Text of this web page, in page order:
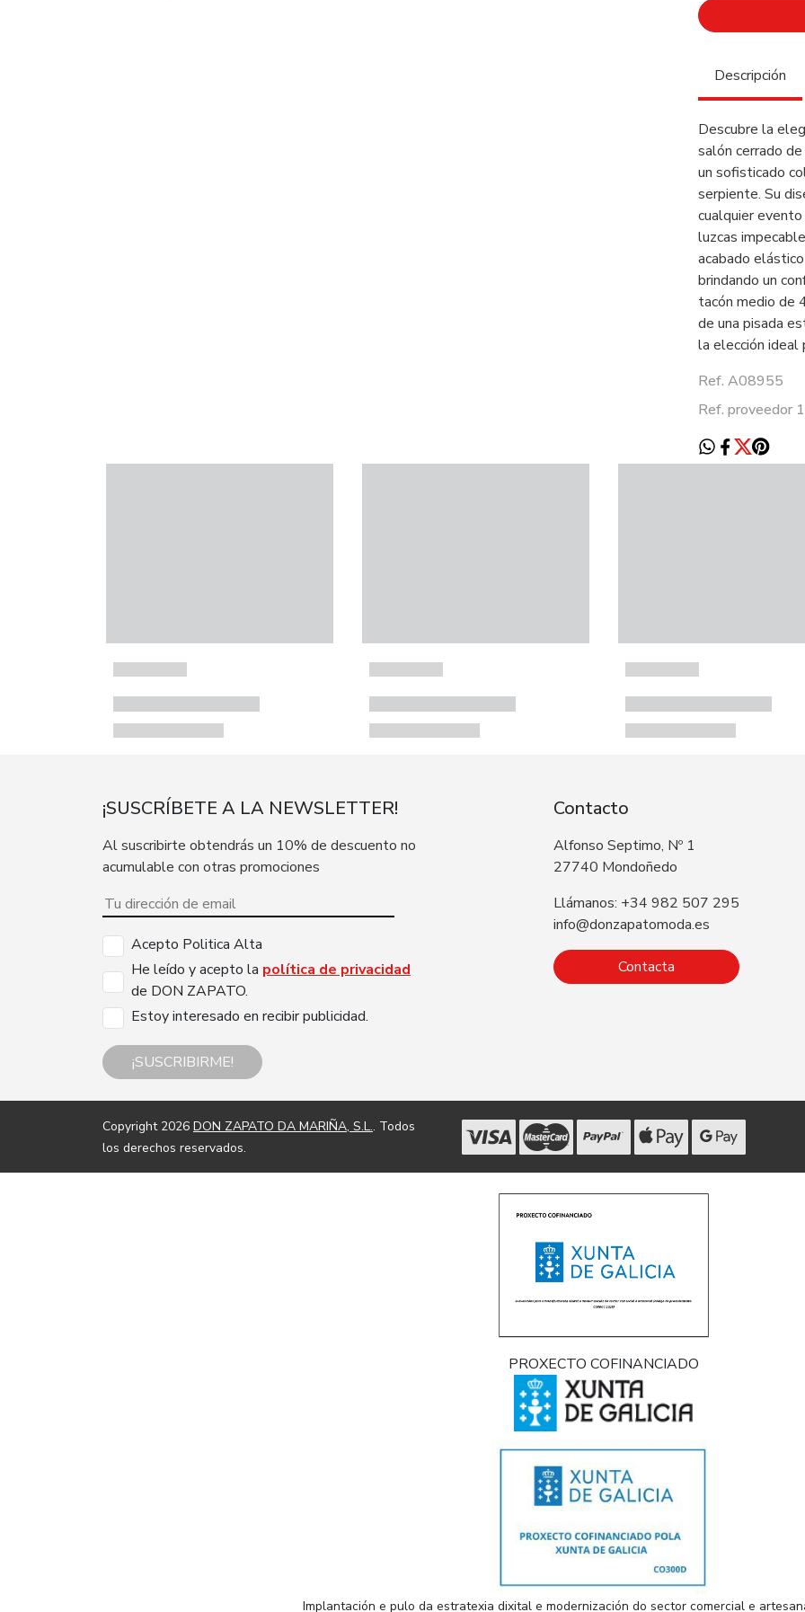
Descripción
Descubre la
salón cerrado
un sofisticado
serpiente. Su
cualquier
luzcas
acabado
brindando un
tacón medio de
de una pisada
la elección ideal
Ref. A08955
Ref. proveedor
¡SUSCRÍBETE A LA NEWSLETTER!
Al suscribirte obtendrás un 10% de descuento no
acumulable con otras promociones
Acepto Politica Alta
He leído y acepto la política de privacidad
de DON ZAPATO.
Estoy interesado en recibir publicidad.
¡SUSCRIBIRME!
Contacto
Alfonso Septimo, Nº 1
27740 Mondoñedo
Llámanos: +34 982 507 295
info@donzapatomoda.es
Contacta
Copyright 2026 DON ZAPATO DA MARIÑA, S.L.. Todos
los derechos reservados.
PROXECTO COFINANCIADO
Implantación e pulo da estratexia dixital e modernización do sector comercial e